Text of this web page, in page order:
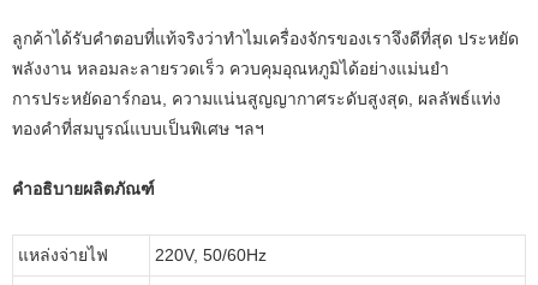
ลูกค้าได้รับคำตอบที่แท้จริงว่าทำไมเครื่องจักรของเราจึงดีที่สุด ประหยัด
พลังงาน หลอมละลายรวดเร็ว ควบคุมอุณหภูมิได้อย่างแม่นยำ
การประหยัดอาร์กอน, ความแน่นสูญญากาศระดับสูงสุด, ผลลัพธ์แท่ง
ทองคำที่สมบูรณ์แบบเป็นพิเศษ ฯลฯ
คำอธิบายผลิตภัณฑ์
แหล่งจ่ายไฟ 220V, 50/60Hz